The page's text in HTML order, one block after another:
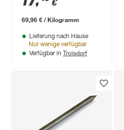
€
69,96 € / Kilogramm
Lieferung nach Hause
Nur wenige verfügbar
Verfügbar in Troisdorf